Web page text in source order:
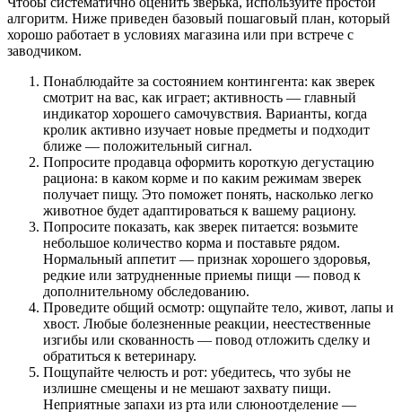
алгоритм. Ниже приведен базовый пошаговый план, который
хорошо работает в условиях магазина или при встрече с
заводчиком.
Понаблюдайте за состоянием контингента: как зверек
смотрит на вас, как играет; активность — главный
индикатор хорошего самочувствия. Варианты, когда
кролик активно изучает новые предметы и подходит
ближе — положительный сигнал.
Попросите продавца оформить короткую дегустацию
рациона: в каком корме и по каким режимам зверек
получает пищу. Это поможет понять, насколько легко
животное будет адаптироваться к вашему рациону.
Попросите показать, как зверек питается: возьмите
небольшое количество корма и поставьте рядом.
Нормальный аппетит — признак хорошего здоровья,
редкие или затрудненные приемы пищи — повод к
дополнительному обследованию.
Проведите общий осмотр: ощупайте тело, живот, лапы и
хвост. Любые болезненные реакции, неестественные
изгибы или скованность — повод отложить сделку и
обратиться к ветеринару.
Пощупайте челюсть и рот: убедитесь, что зубы не
излишне смещены и не мешают захвату пищи.
Неприятные запахи из рта или слюноотделение —